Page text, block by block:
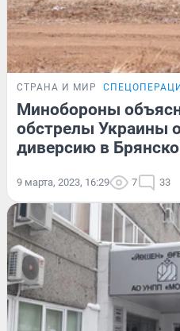
СТРАНА И МИР
Минобороны
обстрелы Украины
диверсию в
9 марта, 2023, 16:29 7 33